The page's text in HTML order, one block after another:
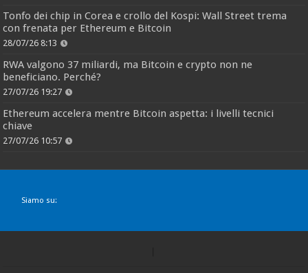
Tonfo dei chip in Corea e crollo del Kospi: Wall Street trema
con frenata per Ethereum e Bitcoin
28/07/26 8:13
RWA valgono 37 miliardi, ma Bitcoin e crypto non ne
beneficiano. Perché?
27/07/26 19:27
Ethereum accelera mentre Bitcoin aspetta: i livelli tecnici
chiave
27/07/26 10:57
Siamo su: